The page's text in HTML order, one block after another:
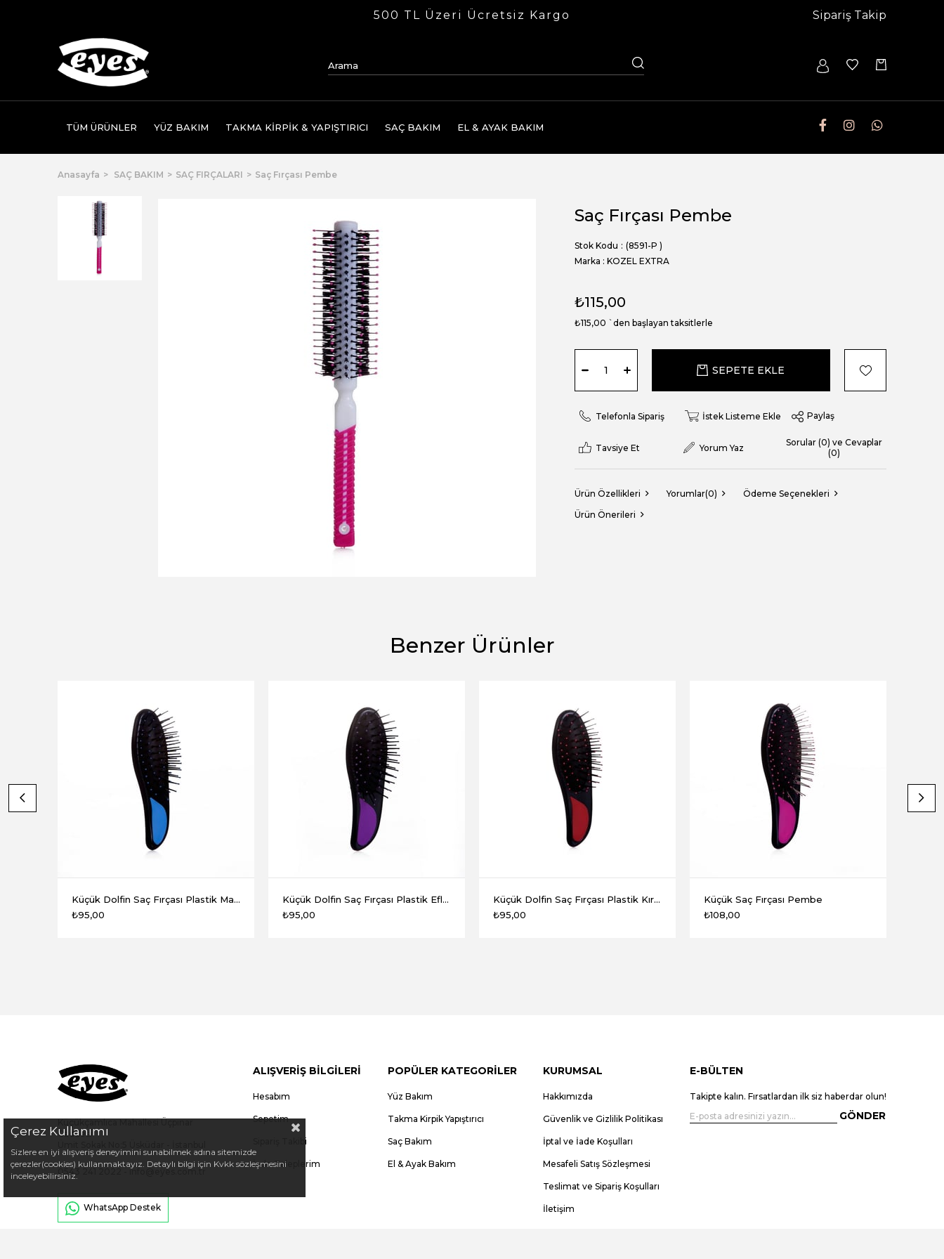
500 TL Üzeri Ücretsiz Kargo Sipariş Takip
TÜM ÜRÜNLER YÜZ BAKIM TAKMA KİRPİK & YAPIŞTIRICI SAÇ BAKIM EL & AYAK BAKIM
Anasayfa SAÇ BAKIM SAÇ FIRÇALARI Saç Fırçası Pembe
Saç Fırçası Pembe
Stok Kodu
(8591-P )
Marka : KOZEL EXTRA
₺115,00
₺115,00 `den başlayan taksitlerle
Telefonla Sipariş İstek Listeme Ekle Paylaş
Tavsiye Et Yorum Yaz
Sorular (0) ve Cevaplar
(0)
Ürün Özellikleri Yorumlar(0)
Ödeme Seçenekleri
Ürün Önerileri
Benzer Ürünler
Küçük Dolfin Saç Fırçası Plastik Mavi
₺95,00
Küçük Dolfin Saç Fırçası Plastik Eflatun
₺95,00
Küçük Dolfin Saç Fırçası Plastik Kırmızı
₺95,00
Küçük Saç Fırçası Pembe
₺108,00
Caddesi
0543 241 2022 info@eyes.com.tr
WhatsApp Destek
ALIŞVERİŞ BİLGİLERİ
Hesabım
Sepetim
Sipariş Takibi
İade Taleplerim
POPÜLER KATEGORİLER
Yüz Bakım
Takma Kirpik Yapıştırıcı
Saç Bakım
El & Ayak Bakım
KURUMSAL
Hakkımızda
Güvenlik ve Gizlilik Politikası
İptal ve İade Koşulları
Mesafeli Satış Sözleşmesi
Teslimat ve Sipariş Koşulları
İletişim
E-BÜLTEN
Takipte kalın. Fırsatlardan ilk siz haberdar olun!
GÖNDER
Çerez Kullanımı
Sizlere en iyi alışveriş deneyimini sunabilmek adına sitemizde
çerezler(cookies) kullanmaktayız. Detaylı bilgi için Kvkk sözleşmesini
inceleyebilirsiniz.